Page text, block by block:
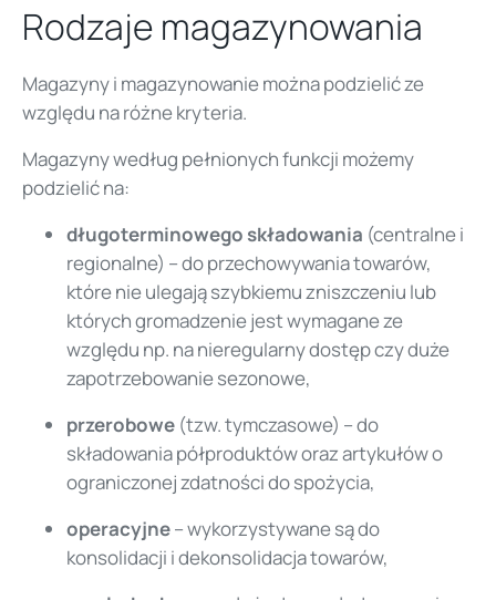
Rodzaje magazynowania
Magazyny i magazynowanie można podzielić ze
względu na różne kryteria.
Magazyny według pełnionych funkcji możemy
podzielić na:
długoterminowego składowania (centralne i
regionalne) – do przechowywania towarów,
które nie ulegają szybkiemu zniszczeniu lub
których gromadzenie jest wymagane ze
względu np. na nieregularny dostęp czy duże
zapotrzebowanie sezonowe,
przerobowe (tzw. tymczasowe) – do
składowania półproduktów oraz artykułów o
ograniczonej zdatności do spożycia,
operacyjne– wykorzystywane są do
konsolidacji i dekonsolidacja towarów,